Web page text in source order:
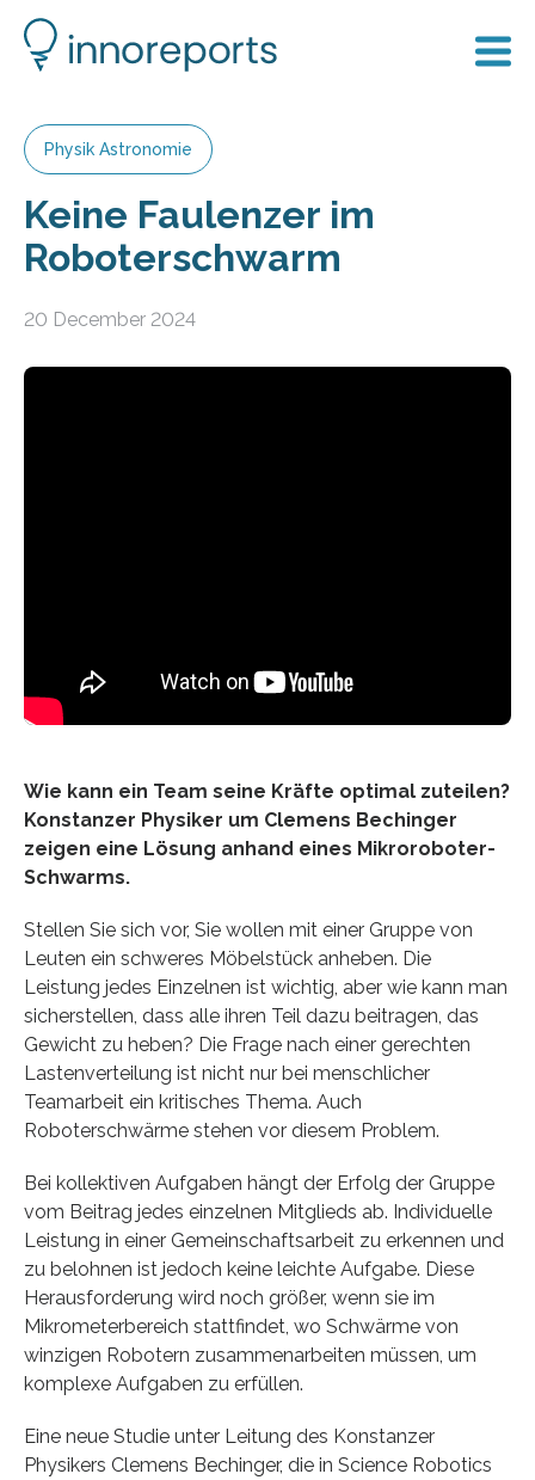
Physik Astronomie
Keine Faulenzer im
Roboterschwarm
20 December 2024
Wie kann ein Team seine Kräfte optimal zuteilen?
Konstanzer Physiker um Clemens Bechinger
zeigen eine Lösung anhand eines Mikroroboter-
Schwarms.
Stellen Sie sich vor, Sie wollen mit einer Gruppe von
Leuten ein schweres Möbelstück anheben. Die
Leistung jedes Einzelnen ist wichtig, aber wie kann man
sicherstellen, dass alle ihren Teil dazu beitragen, das
Gewicht zu heben? Die Frage nach einer gerechten
Lastenverteilung ist nicht nur bei menschlicher
Teamarbeit ein kritisches Thema. Auch
Roboterschwärme stehen vor diesem Problem.
Bei kollektiven Aufgaben hängt der Erfolg der Gruppe
vom Beitrag jedes einzelnen Mitglieds ab. Individuelle
Leistung in einer Gemeinschaftsarbeit zu erkennen und
zu belohnen ist jedoch keine leichte Aufgabe. Diese
Herausforderung wird noch größer, wenn sie im
Mikrometerbereich stattfindet, wo Schwärme von
winzigen Robotern zusammenarbeiten müssen, um
komplexe Aufgaben zu erfüllen.
Eine neue Studie unter Leitung des Konstanzer
Physikers Clemens Bechinger, die in Science Robotics